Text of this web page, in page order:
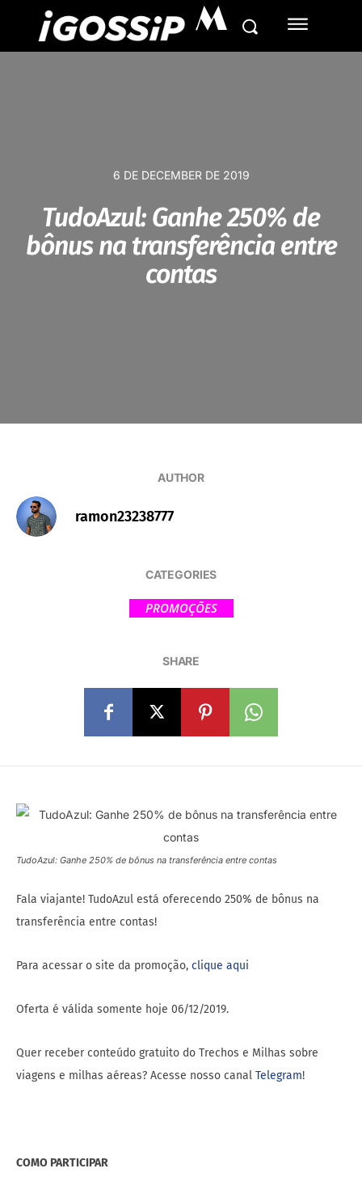
M
6 DE DECEMBER DE 2019
TudoAzul: Ganhe 250% de
bônus na transferência entre
contas
AUTHOR
ramon23238777
CATEGORIES
PROMOÇÕES
SHARE
TudoAzul: Ganhe 250% de bônus na transferência entre contas
Fala viajante! TudoAzul está oferecendo 250% de bônus na
transferência entre contas!
Para acessar o site da promoção, clique aqui
Oferta é válida somente hoje 06/12/2019.
Quer receber conteúdo gratuito do Trechos e Milhas sobre
viagens e milhas aéreas? Acesse nosso canal Telegram!
COMO PARTICIPAR